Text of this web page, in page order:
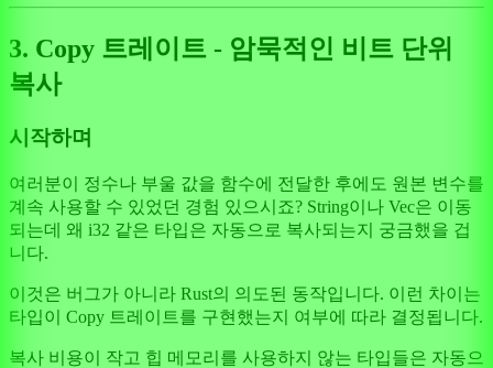
3. Copy 트레이트 - 암묵적인 비트 단위
복사
시작하며
여러분이 정수나 부울 값을 함수에 전달한 후에도 원본 변수를
계속 사용할 수 있었던 경험 있으시죠? String이나 Vec은 이동
되는데 왜 i32 같은 타입은 자동으로 복사되는지 궁금했을 겁
니다.
이것은 버그가 아니라 Rust의 의도된 동작입니다. 이런 차이는
타입이 Copy 트레이트를 구현했는지 여부에 따라 결정됩니다.
복사 비용이 작고 힙 메모리를 사용하지 않는 타입들은 자동으